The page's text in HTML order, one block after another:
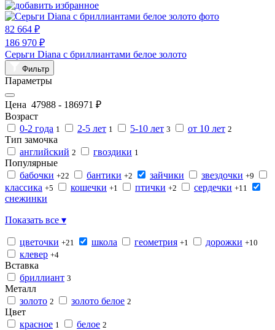
82 664 ₽
186 970 ₽
Серьги Diana с бриллиантами белое золото
Фильтр
Параметры
Цена 47988 - 186971 ₽
Возраст
0-2 года 1 2-5 лет 1 5-10 лет 3 от 10 лет 2
Тип замочка
английский 2 гвоздики 1
Популярные
бабочки +22 бантики +2 зайчики звездочки +9
классика +5 кошечки +1 птички +2 сердечки +11
снежинки
Показать все ▾
цветочки +21 школа геометрия +1 дорожки +10
клевер +4
Вставка
бриллиант 3
Металл
золото 2 золото белое 2
Цвет
красное 1 белое 2